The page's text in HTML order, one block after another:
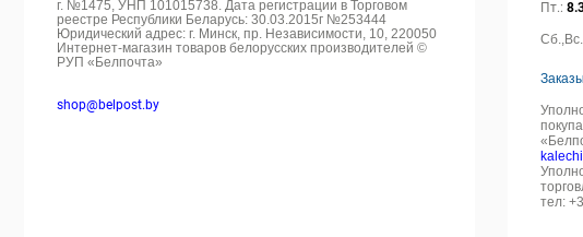
г. №1475, УНП 101015738. Дата регистрации в Торговом
реестре Республики Беларусь: 30.03.2015г №253444
Юридический адрес: г. Минск, пр. Независимости, 10, 220050
Интернет-магазин товаров белорусских производителей ©
РУП «Белпочта»
shop@belpost.by
Пт.:
тел: